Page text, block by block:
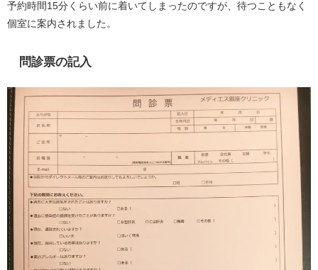
予約時間15分くらい前に着いてしまったのですが、待つこともなく
個室に案内されました。
問診票の記入